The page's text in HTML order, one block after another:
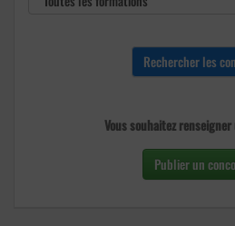
Vous souhaitez
Publier un